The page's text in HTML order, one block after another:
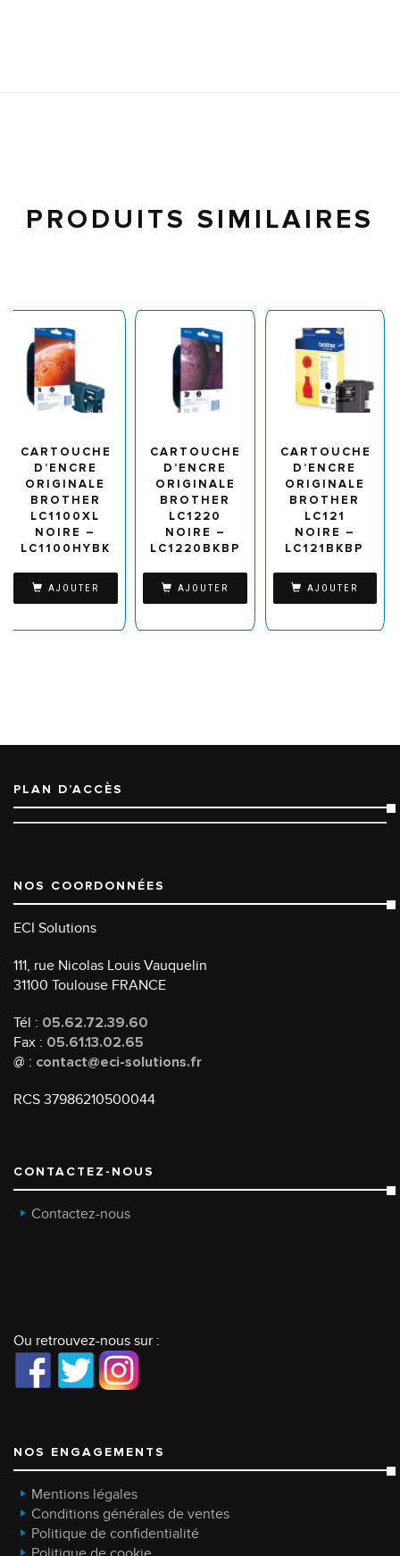
PRODUITS SIMILAIRES
CARTOUCHE
D’ENCRE
ORIGINALE
BROTHER
LC1100XL
NOIRE –
LC1100HYBK
AJOUTER
CARTOUCHE
D’ENCRE
ORIGINALE
BROTHER
LC1220
NOIRE –
LC1220BKBP
AJOUTER
CARTOUCHE
D’ENCRE
ORIGINALE
BROTHER
LC121
NOIRE –
LC121BKBP
AJOUTER
PLAN D’ACCÈS
NOS COORDONNÉES
ECI Solutions
111, rue Nicolas Louis Vauquelin
31100 Toulouse FRANCE
Tél : 05.62.72.39.60
Fax : 05.61.13.02.65
@ : contact@eci-solutions.fr
RCS 37986210500044
CONTACTEZ-NOUS
Contactez-nous
Ou retrouvez-nous sur :
NOS ENGAGEMENTS
Mentions légales
Conditions générales de ventes
Politique de confidentialité